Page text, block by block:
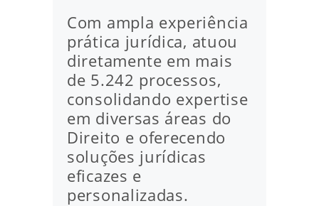
Com ampla experiência
prática jurídica, atuou
diretamente em mais
de 5.242 processos,
consolidando expertise
em diversas áreas do
Direito e oferecendo
soluções jurídicas
eficazes e
personalizadas.